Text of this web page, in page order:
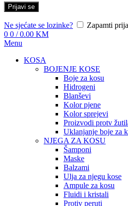
Prijavi se
Ne sjećate se lozinke?
Zapamti
0 0 / 0.00 KM
Menu
KOSA
BOJENJE KOSE
Boje za kosu
Hidrogeni
Blanševi
Kolor pjene
Kolor sprejevi
Proizvodi protv
Uklanjanje boje za
NJEGA ZA KOSU
Šamponi
Maske
Balzami
Ulja za njegu kose
Ampule za kosu
Fluidi i kristali
Protiv peruti